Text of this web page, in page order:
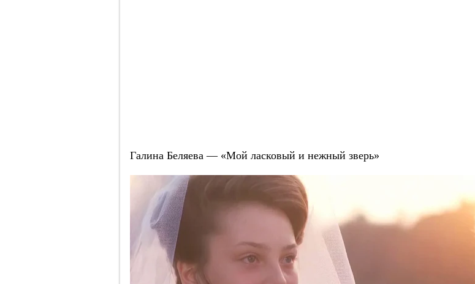
Галина Беляева — «Мой ласковый и нежный зверь»